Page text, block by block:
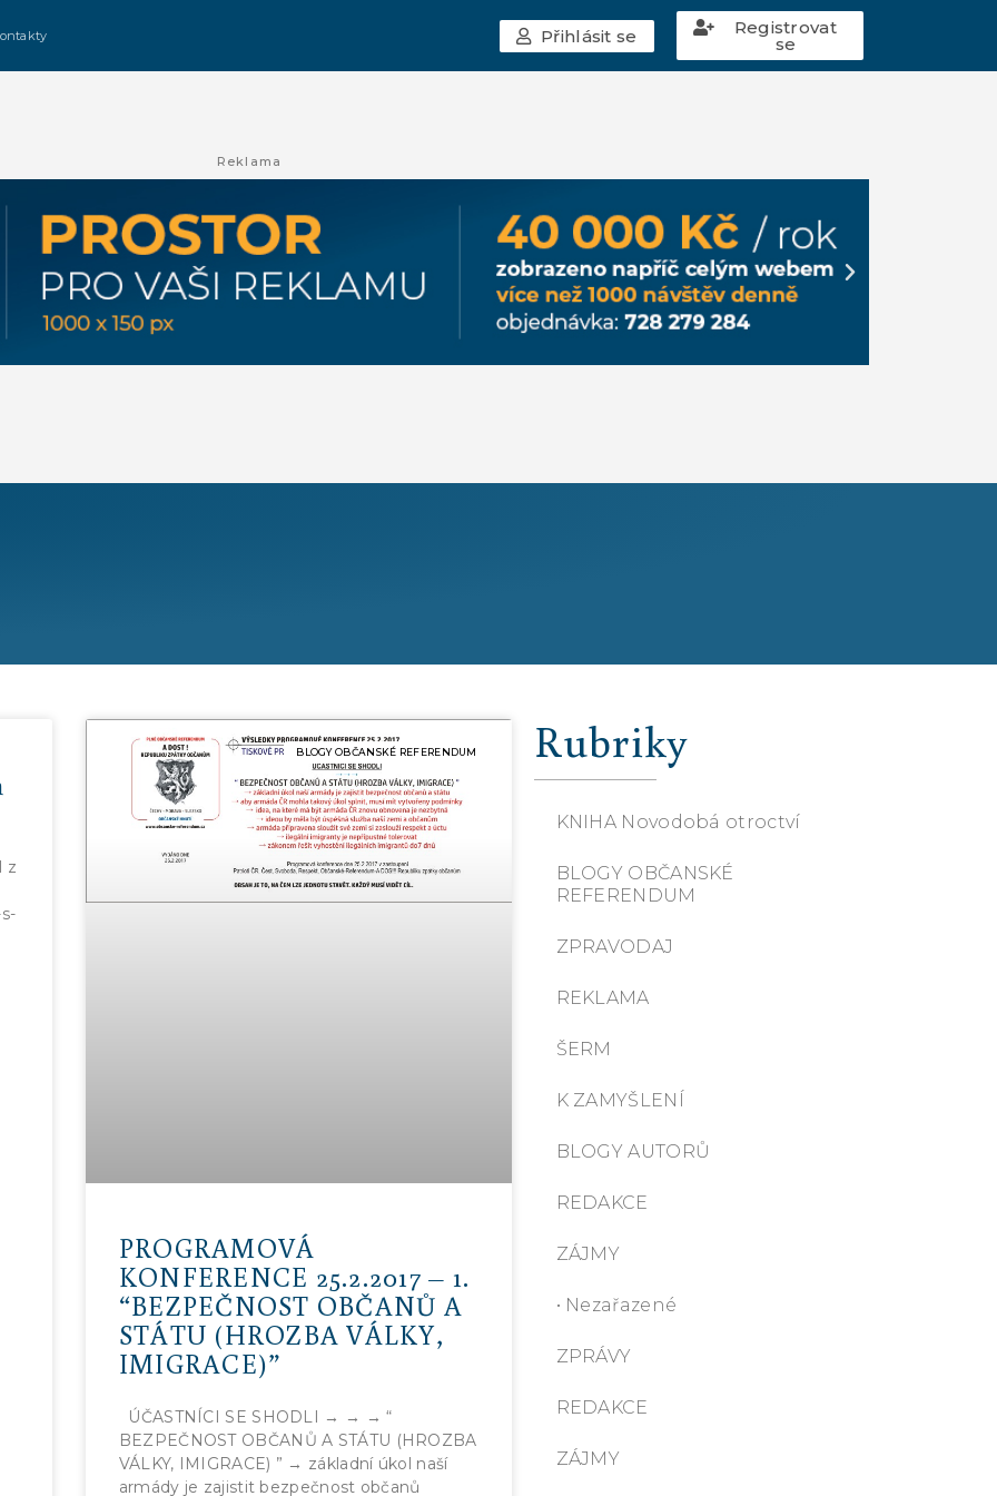
Přihlásit se Registrovat
se
Reklama
z
BLOGY OBČANSKÉ REFERENDUM
PROGRAMOVÁ
KONFERENCE 25.2.2017 – 1.
“BEZPEČNOST OBČANŮ A
STÁTU (HROZBA VÁLKY,
IMIGRACE)”
ÚČASTNÍCI SE SHODLI → → → “
BEZPEČNOST OBČANŮ A STÁTU (HROZBA
VÁLKY, IMIGRACE) ” → základní úkol naší
armády je zajistit bezpečnost občanů
Rubriky
KNIHA Novodobá otroctví
BLOGY OBČANSKÉ
REFERENDUM
ZPRAVODAJ
REKLAMA
ŠERM
K ZAMYŠLENÍ
BLOGY AUTORŮ
REDAKCE
ZÁJMY
• Nezařazené
ZPRÁVY
REDAKCE
ZÁJMY